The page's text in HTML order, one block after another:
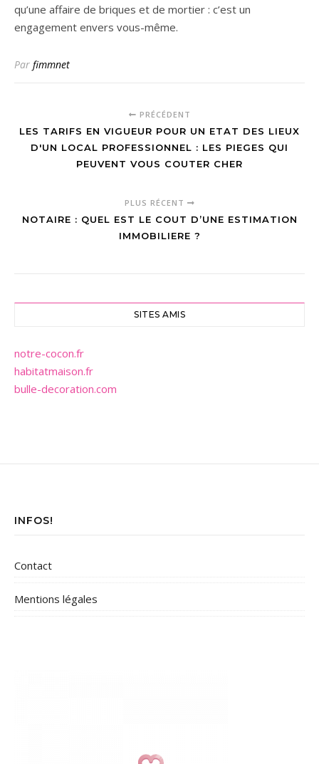
qu’une affaire de briques et de mortier : c’est un
engagement envers vous-même.
Par fimmnet
PRÉCÉDENT
LES TARIFS EN VIGUEUR POUR UN ETAT DES LIEUX
D'UN LOCAL PROFESSIONNEL : LES PIEGES QUI
PEUVENT VOUS COUTER CHER
PLUS RÉCENT
NOTAIRE : QUEL EST LE COUT D’UNE ESTIMATION
IMMOBILIERE ?
SITES AMIS
notre-cocon.fr
habitatmaison.fr
bulle-decoration.com
INFOS!
Contact
Mentions légales